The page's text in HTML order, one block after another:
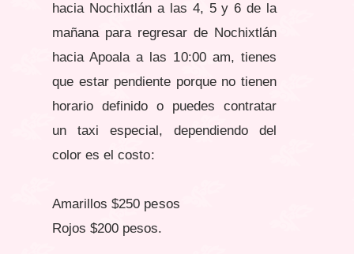
hacia Nochixtlán a las 4, 5 y 6 de la
mañana para regresar de Nochixtlán
hacia Apoala a las 10:00 am, tienes
que estar pendiente porque no tienen
horario definido o puedes contratar
un taxi especial, dependiendo del
color es el costo:
Amarillos $250 pesos
Rojos $200 pesos.